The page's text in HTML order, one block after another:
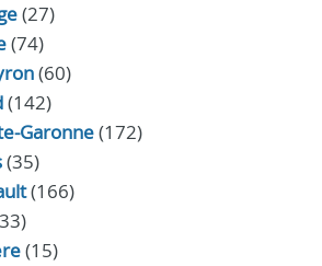
(27)
(74)
(60)
(142)
Garonne(172)
(35)
(166)
(15)